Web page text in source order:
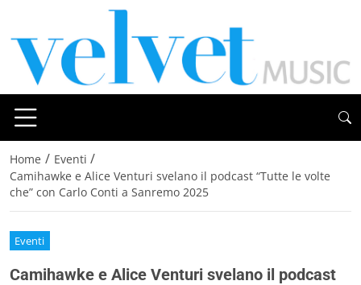
Home / Eventi /
Camihawke e Alice Venturi svelano il podcast “Tutte le volte
che” con Carlo Conti a Sanremo 2025
Eventi
Camihawke e Alice Venturi svelano il podcast